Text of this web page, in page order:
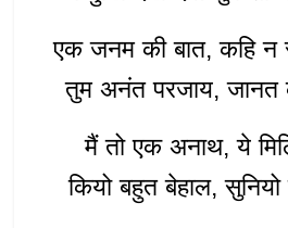
एक जनम की बात, कहि न
तुम अनंत परजाय, जानत
मैं तो एक अनाथ, ये
कियो बहुत बेहाल,